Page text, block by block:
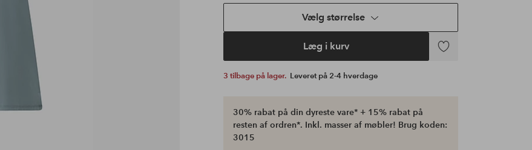
Vælg størrelse
Læg i kurv
Tilføj
3 tilbage på lager. Leveret på 2-4 hverdage
30% rabat på din dyreste vare* + 15% rabat på
resten af ordren*. Inkl. masser af møbler! Brug koden:
3015